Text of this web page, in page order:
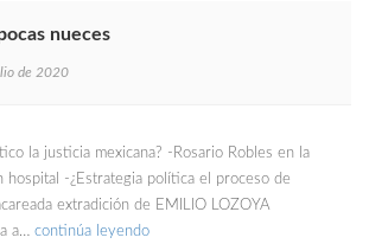
nueces
de 2020
la justicia mexicana? -Rosario Robles en la
hospital -¿Estrategia política el proceso de
extradición de EMILIO LOZOYA
a… continúa leyendo